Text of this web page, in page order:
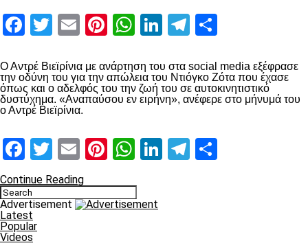
Facebook
Twitter
EmailPinterest
WhatsApp
LinkedIn
Telegram
Ο Αντρέ Βιεϊρίνια με ανάρτηση του στα social media εξέφρασε
την οδύνη του για την απώλεια του Ντιόγκο Ζότα που έχασε
όπως και ο αδελφός του την ζωή του σε αυτοκινητιστικό
δυστύχημα. «Αναπαύσου εν ειρήνη», ανέφερε στο μήνυμά του
ο Αντρέ Βιεϊρίνια.
Facebook
Twitter
EmailPinterest
WhatsApp
LinkedIn
Telegram
Continue Reading
Advertisement
Latest
Popular
Videos